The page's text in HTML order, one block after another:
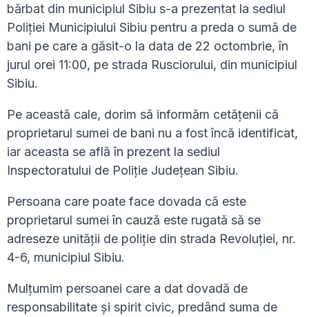
bărbat din municipiul Sibiu s-a prezentat la sediul
Poliției Municipiului Sibiu pentru a preda o sumă de
bani pe care a găsit-o la data de 22 octombrie, în
jurul orei 11:00, pe strada Rusciorului, din municipiul
Sibiu.
Pe această cale, dorim să informăm cetățenii că
proprietarul sumei de bani nu a fost încă identificat,
iar aceasta se află în prezent la sediul
Inspectoratului de Poliție Județean Sibiu.
Persoana care poate face dovada că este
proprietarul sumei în cauză este rugată să se
adreseze unității de poliție din strada Revoluției, nr.
4-6, municipiul Sibiu.
Mulțumim persoanei care a dat dovadă de
responsabilitate și spirit civic, predând suma de